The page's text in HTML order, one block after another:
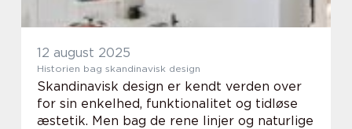
12 august 2025
Historien bag skandinavisk design
Skandinavisk design er kendt verden over
for sin enkelhed, funktionalitet og tidløse
æstetik. Men bag de rene linjer og naturlige